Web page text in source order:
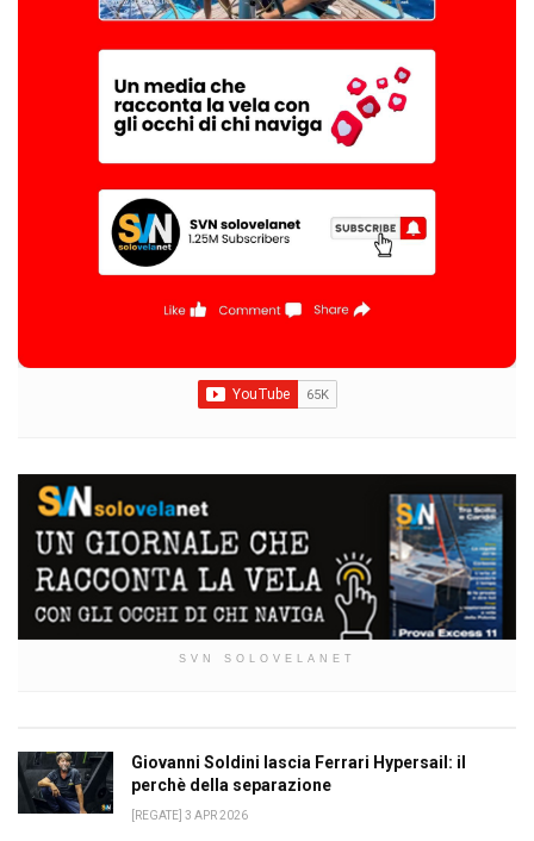
SVN SOLOVELANET
Giovanni Soldini lascia Ferrari Hypersail: il
perchè della separazione
[REGATE] 3 APR 2026